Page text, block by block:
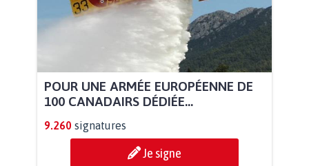
POUR UNE ARMÉE EUROPÉENNE DE
100 CANADAIRS DÉDIÉE...
9.260 signatures
Je signe